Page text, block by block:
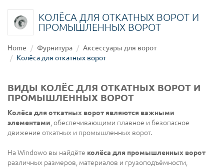
КОЛЁСА ДЛЯ ОТКАТНЫХ ВОРОТ И
ПРОМЫШЛЕННЫХ ВОРОТ
Home Фурнитура
Аксессуары для ворот
Колёса для откатных ворот
ВИДЫ КОЛЁС ДЛЯ ОТКАТНЫХ ВОРОТ И
ПРОМЫШЛЕННЫХ ВОРОТ
Колёса для откатных ворот являются важными
элементами , обеспечивающими плавное и безопасное
движение откатных и промышленных ворот.
На Windowo вы найдёте колёса для промышленных ворот
различных размеров, материалов и грузоподъёмности,